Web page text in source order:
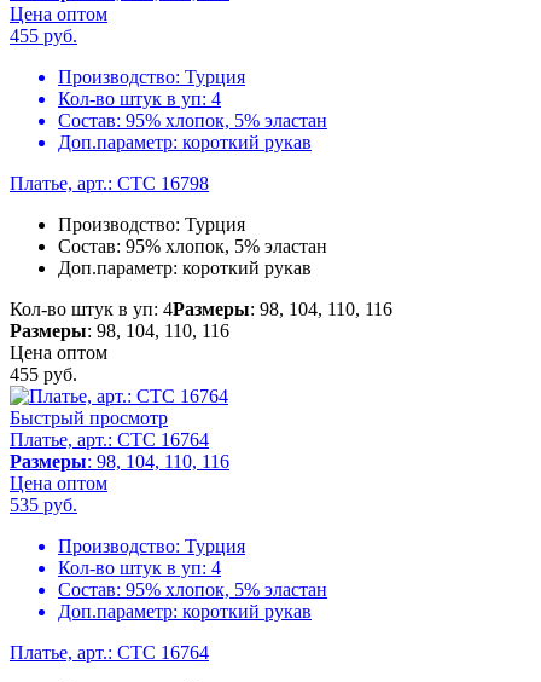
Цена оптом
455 руб.
Производство: Турция
Кол-во штук в уп: 4
Состав: 95% хлопок, 5% эластан
Доп.параметр: короткий рукав
Платье, арт.: CTC 16798
Производство: Турция
Состав: 95% хлопок, 5% эластан
Доп.параметр: короткий рукав
Кол-во штук в уп: 4Размеры: 98, 104, 110, 116
Размеры: 98, 104, 110, 116
Цена оптом
455 руб.
Быстрый просмотр
Платье, арт.: CTC 16764
Размеры: 98, 104, 110, 116
Цена оптом
535 руб.
Производство: Турция
Кол-во штук в уп: 4
Состав: 95% хлопок, 5% эластан
Доп.параметр: короткий рукав
Платье, арт.: CTC 16764